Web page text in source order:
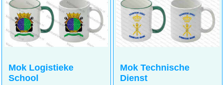
€ 6.75 incl BTW
€5.58 excl BTW
€ 6.75 incl BTW
€5.58 excl BTW